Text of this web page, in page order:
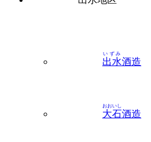
出水
いずみ
酒造
大石
おおいし
酒造